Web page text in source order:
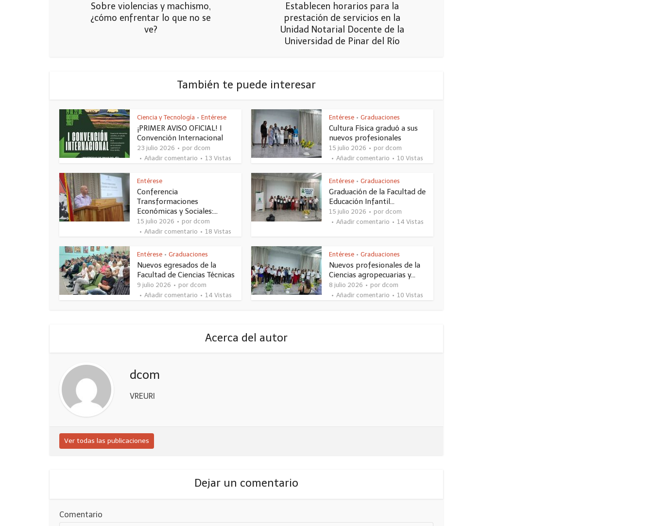
Sobre violencias y machismo,
¿cómo enfrentar lo que no se
ve?
Establecen horarios para la
prestación de servicios en la
Unidad Notarial Docente de la
Universidad de Pinar del Río
También te puede interesar
Ciencia y Tecnología • Entérese
¡PRIMER AVISO OFICIAL! I
Convención Internacional
23 julio 2026 por dcom
Añadir comentario
13 Vistas
Entérese • Graduaciones
Cultura Física graduó a sus
nuevos profesionales
15 julio 2026 por dcom
Añadir comentario
10 Vistas
Entérese
Conferencia
Transformaciones
Económicas y Sociales:...
15 julio 2026 por dcom
Añadir comentario
18 Vistas
Entérese • Graduaciones
Graduación de la Facultad de
Educación Infantil...
15 julio 2026 por dcom
Añadir comentario
14 Vistas
Entérese • Graduaciones
Nuevos egresados de la
Facultad de Ciencias Técnicas
9 julio 2026 por dcom
Añadir comentario
14 Vistas
Entérese • Graduaciones
Nuevos profesionales de la
Ciencias agropecuarias y...
8 julio 2026 por dcom
Añadir comentario
10 Vistas
Acerca del autor
dcom
VREURI
Ver todas las publicaciones
Dejar un comentario
Comentario